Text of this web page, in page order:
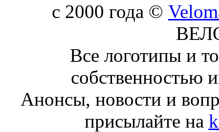
c 2000 года ©
Все логотипы и
собственностью
Анонсы, новости и
присылайте на